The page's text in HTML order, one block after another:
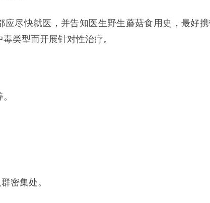
尽快就医，并告知医生野生蘑菇食用史，最好
类型而开展针对性治疗。
密集处。